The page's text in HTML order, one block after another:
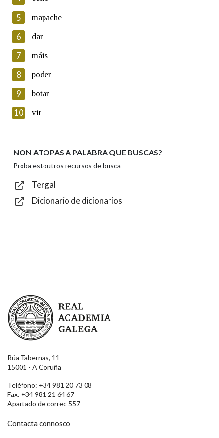
Lin e acepto as condicións da política de
Introduce o código que aparece na imaxe:
Texto de verificación
Enviar
5 mapache
6 dar
7 máis
8 poder
9 botar
10 vir
NON ATOPAS A PALABRA QUE BUSCAS?
Proba estoutros recursos de busca
Tergal
Dicionario de dicionarios
Real Academia Galega
Rúa Tabernas, 11
15001 - A Coruña
Teléfono: +34 981 20 73 08
Fax: +34 981 21 64 67
Apartado de correo 557
Contacta connosco